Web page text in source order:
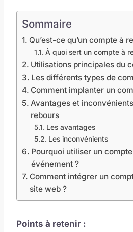
Sommaire
Qu’est-ce qu’un compte à
À quoi sert un compte à
Utilisations principales du
Les différents types de
Comment implanter un
Avantages et
rebours
Les avantages
Les inconvénients
Pourquoi utiliser un
événement ?
Comment intégrer un
site web ?
Points à retenir :